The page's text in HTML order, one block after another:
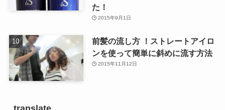
た！
2015年9月1日
前髪の流し方 ！ストレートアイロ
ンを使って簡単に斜めに流す方法
2015年11月12日